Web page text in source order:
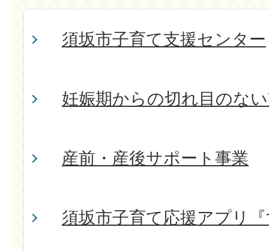
須坂市子育て支援センター
妊娠期からの切れ目のな
産前・産後サポート事業
須坂市子育て応援アプリ